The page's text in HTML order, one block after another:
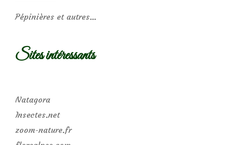
Pépinières et autres…
Sites intéressants
Natagora
Insectes.net
zoom-nature.fr